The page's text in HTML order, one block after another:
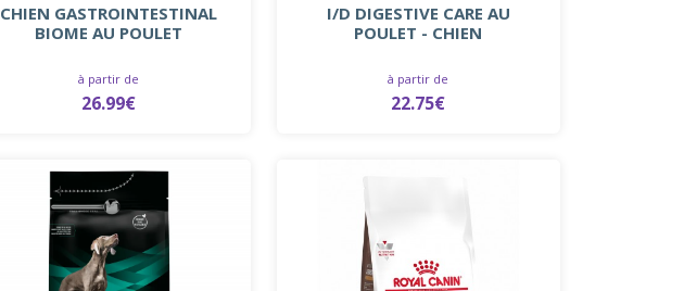
CHIEN GASTROINTESTINAL
BIOME AU POULET
à partir de
26.99€
I/D DIGESTIVE CARE AU
POULET - CHIEN
à partir de
22.75€